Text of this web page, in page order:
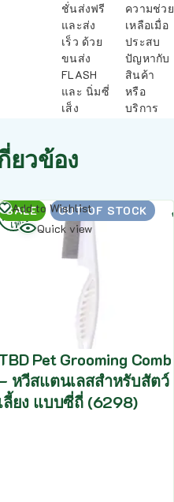
ชั่นส่งฟรี
และส่ง
เร็ว ด้วย
ขนส่ง
FLASH
และ นิ่มซี่
เส็ง
ความช่วย
เหลือเมื่อ
ประสบ
ปัญหากับ
สินค้า
หรือ
บริการ
ยวข้อง
SALE OUT OF STOCK
Add to Wishlist
Quick view
Pet Grooming Comb
หวีสแตนเลสสำหรับสัตว์
ลี้ยง แบบซี่ถี่ (6298)
อ่าน
เพิ่ม